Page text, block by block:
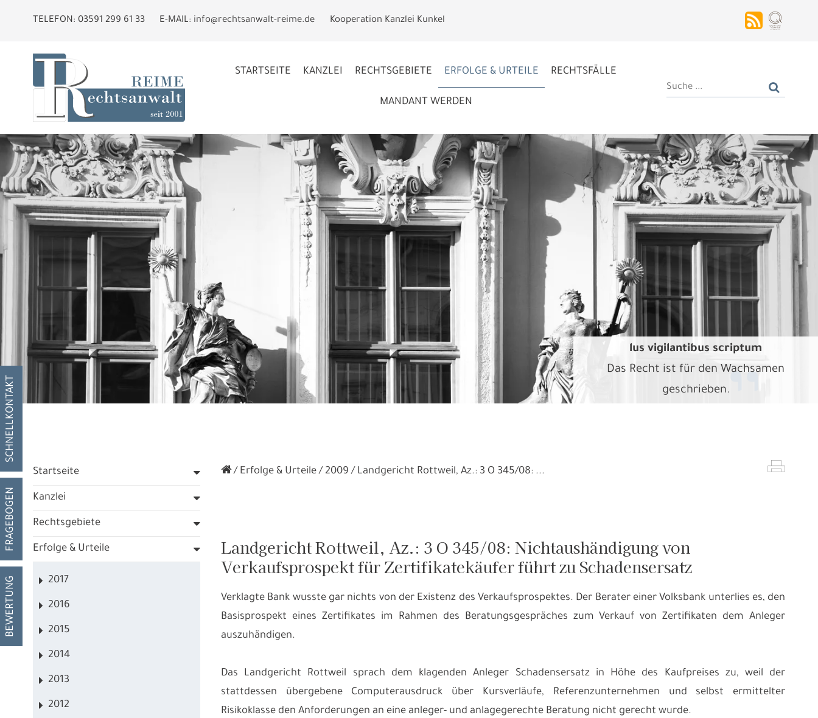
TELEFON: 03591 299 61 33 E-MAIL: info@rechtsanwalt-reime.de Kooperation Kanzlei Kunkel
STARTSEITE KANZLEI RECHTSGEBIETE ERFOLGE & URTEILE RECHTSFÄLLE
MANDANT WERDEN
SCHNELLKONTAKT
FRAGEBOGEN
BEWERTUNG
lus vigilantibus scriptum
Das Recht ist für den Wachsamen
geschrieben.
Startseite
Kanzlei
Rechtsgebiete
Erfolge & Urteile
2017
2016
2015
2014
2013
2012
Erfolge & Urteile 2009 Landgericht Rottweil, Az.: 3 O 345/08: ...
Landgericht Rottweil, Az.: 3 O 345/08: Nichtaushändigung von
Verkaufsprospekt für Zertifikatekäufer führt zu Schadensersatz
Verklagte Bank wusste gar nichts von der Existenz des Verkaufsprospektes. Der Berater einer Volksbank unterlies es, den
Basisprospekt eines Zertifikates im Rahmen des Beratungsgespräches zum Verkauf von Zertifikaten dem Anleger
auszuhändigen.
Das Landgericht Rottweil sprach dem klagenden Anleger Schadensersatz in Höhe des Kaufpreises zu, weil der
stattdessen übergebene Computerausdruck über Kursverläufe, Referenzunternehmen und selbst ermittelter
Risikoklasse den Anforderungen an eine anleger- und anlagegerechte Beratung nicht gerecht wurde.